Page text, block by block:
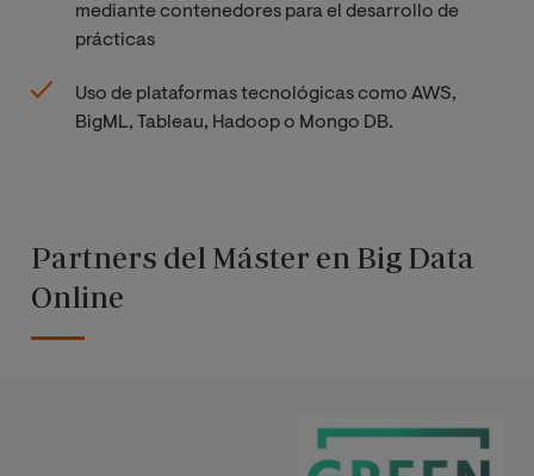
mediante contenedores para el desarrollo de
prácticas
Uso de plataformas tecnológicas como AWS,
BigML, Tableau, Hadoop o Mongo DB.
Partners del Máster en Big Data
Online